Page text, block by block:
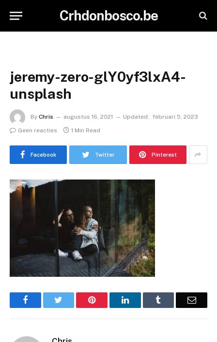
Crhdonbosco.be
jeremy-zero-glY0yf3lxA4-
unsplash
By Chris augustus 16, 2021 Updated: februari 5, 2023
Geen reacties
1 Min Read
Facebook Twitter Pinterest
Facebook Pinterest LinkedIn Email